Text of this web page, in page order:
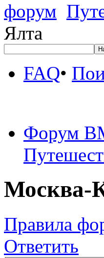
форум
Ялта
FAQ•
Форум
Москва-
Правила
Ответить